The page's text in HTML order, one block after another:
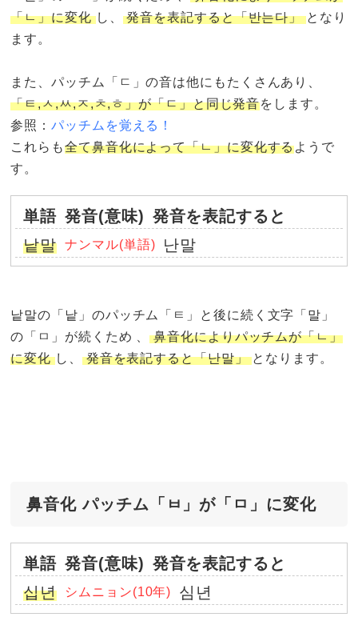
「ㄴ」に変化し、 発音を表記すると「반는다」となり
ます。
また、パッチム「ㄷ」の音は他にもたくさんあり、
「ㅌ,ㅅ,ㅆ,ㅈ,ㅊ,ㅎ」が「ㄷ」と同じ発音をします。
参照：パッチムを覚える！
これらも全て鼻音化によって「ㄴ」に変化するようで
す。
単語 発音(意味) 発音を表記すると
낱말
ナンマル(単語) 난말
낱말の「낱」のパッチム「ㅌ」と後に続く文字「말」
の「ㅁ」が続くため 、鼻音化によりパッチムが「ㄴ」
に変化し、 発音を表記すると「난말」となります。
鼻音化 パッチム「ㅂ」が「ㅁ」に変化
単語 発音(意味) 発音を表記すると
십년
シムニョン(10年) 심년